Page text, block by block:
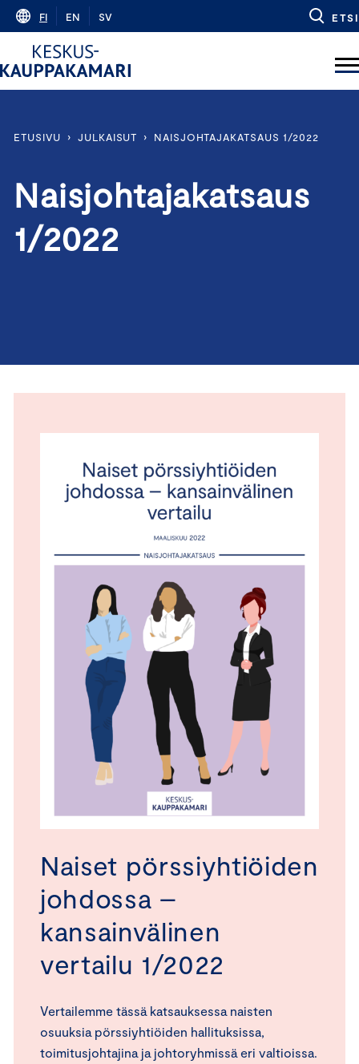
Skip
content
FI EN SV ETSI
ETUSIVU › JULKAISUT › NAISJOHTAJAKATSAUS 1/2022
Naisjohtajakatsaus
1/2022
Naiset pörssiyhtiöiden
johdossa –
kansainvälinen
vertailu 1/2022
Vertailemme tässä katsauksessa naisten
osuuksia pörssiyhtiöiden hallituksissa,
toimitusjohtajina ja johtoryhmissä eri valtioissa.